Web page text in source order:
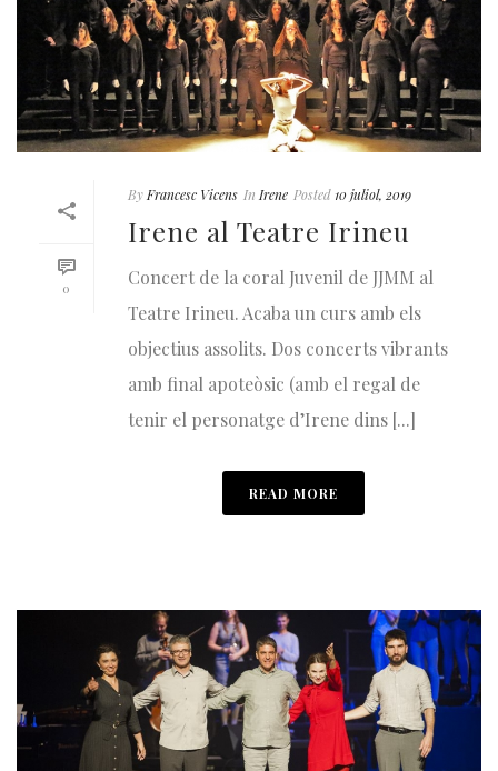
0
By Francesc Vicens In Irene Posted 10 juliol, 2019
Irene al Teatre Irineu
Concert de la coral Juvenil de JJMM al
Teatre Irineu. Acaba un curs amb els
objectius assolits. Dos concerts vibrants
amb final apoteòsic (amb el regal de
tenir el personatge d’Irene dins [...]
READ MORE